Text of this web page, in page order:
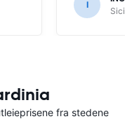
I
fra stedene